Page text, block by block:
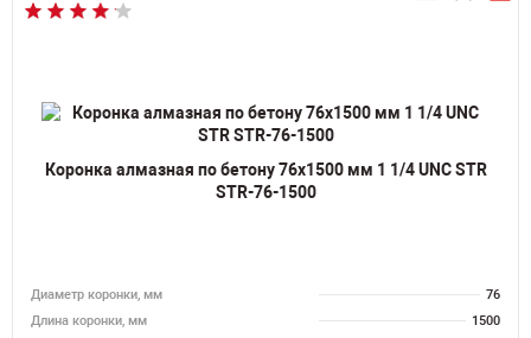
Коронка алмазная по бетону 76х1500 мм 1 1/4 UNC STR
STR-76-1500
Диаметр коронки, мм
76
Длина коронки, мм
1500